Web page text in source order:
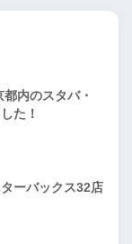
内のスタバ・
た！
ーバックス32店